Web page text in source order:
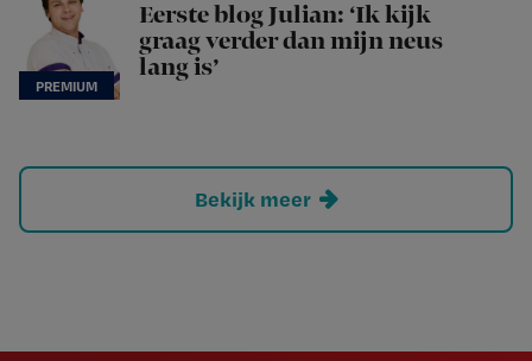
Eerste blog Julian: ‘Ik kijk
graag verder dan mijn neus
lang is’
Bekijk meer